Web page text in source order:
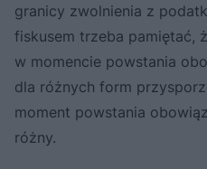
granicy zwolnienia z
fiskusem trzeba pamiętać,
w momencie powstania
dla różnych form
moment powstania
różny.